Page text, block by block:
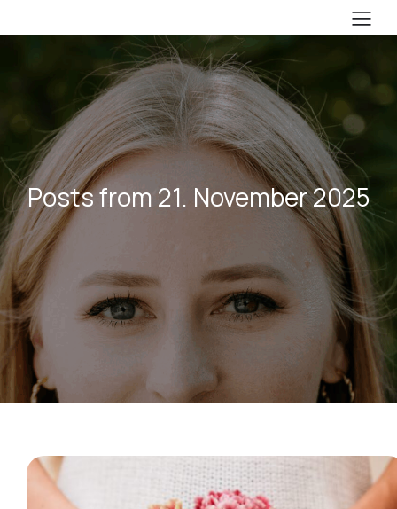
Posts from 21. November 2025